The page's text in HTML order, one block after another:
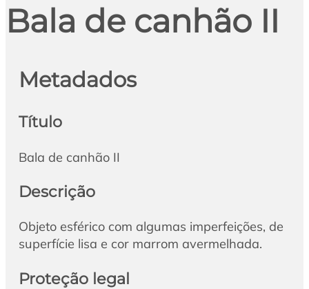
Bala de canhão II
Metadados
Título
Bala de canhão II
Descrição
Objeto esférico com algumas imperfeições, de
superfície lisa e cor marrom avermelhada.
Proteção legal